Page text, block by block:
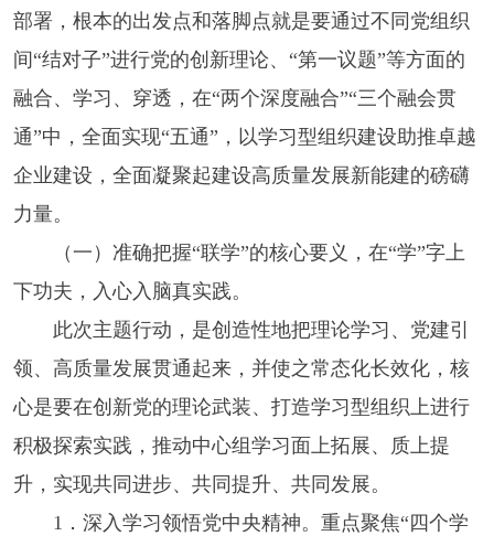
部署，根本的出发点和落脚点就是要通过不同党组织
间“结对子”进行党的创新理论、“第一议题”等方面的
融合、学习、穿透，在“两个深度融合”“三个融会贯
通”中，全面实现“五通”，以学习型组织建设助推卓越
企业建设，全面凝聚起建设高质量发展新能建的磅礴
力量。
（一）准确把握“联学”的核心要义，在“学”字上
下功夫，入心入脑真实践。
此次主题行动，是创造性地把理论学习、党建引
领、高质量发展贯通起来，并使之常态化长效化，核
心是要在创新党的理论武装、打造学习型组织上进行
积极探索实践，推动中心组学习面上拓展、质上提
升，实现共同进步、共同提升、共同发展。
1．深入学习领悟党中央精神。重点聚焦“四个学